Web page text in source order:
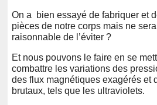
On a bien essayé de fabriquer et
pièces de notre corps mais ne
raisonnable de l’éviter ?
Et nous pouvons le faire en se
combattre les variations des
des flux magnétiques exagérés et
brutaux, tels que les ultraviolets.